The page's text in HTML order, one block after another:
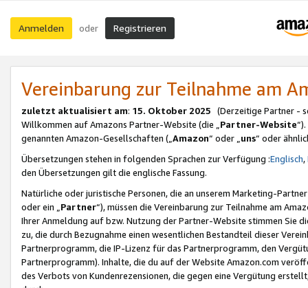
Anmelden oder Registrieren
Vereinbarung zur Teilnahme am
zuletzt aktualisiert am: 15. Oktober 2025 (Derzeitige Partner -
Willkommen auf Amazons Partner-Website (die „Partner-Website
genannten Amazon-Gesellschaften („Amazon“ oder „uns“ oder
Übersetzungen stehen in folgenden Sprachen zur Verfügung :Englisch,
den Übersetzungen gilt die englische Fassung.
Natürliche oder juristische Personen, die an unserem Marketing-
oder ein „Partner“), müssen die Vereinbarung zur Teilnahme am
Ihrer Anmeldung auf bzw. Nutzung der Partner-Website stimmen Sie
zu, die durch Bezugnahme einen wesentlichen Bestandteil dieser
Partnerprogramm, die IP-Lizenz für das Partnerprogramm, den
Partnerprogramm). Inhalte, die du auf der Website Amazon.com
des Verbots von Kundenrezensionen, die gegen eine Vergütung